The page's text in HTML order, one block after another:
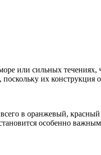
или сильных течениях,
их конструкция
в оранжевый,
особенно